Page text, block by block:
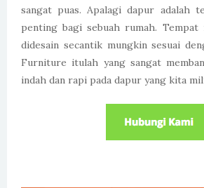
sangat puas. Apalagi dapur adalah
penting bagi sebuah rumah. Tempat
didesain secantik mungkin sesuai
Furniture itulah yang sangat
indah dan rapi pada dapur yang kita